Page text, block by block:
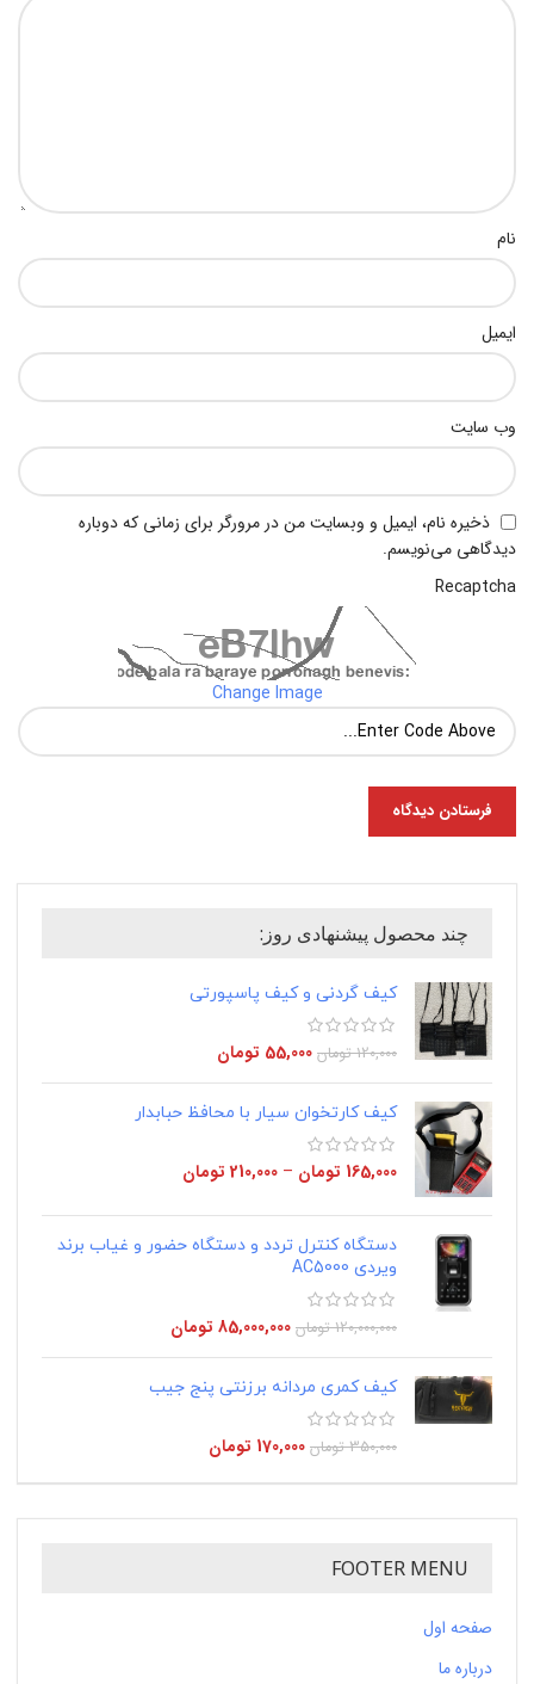
نام
ایمیل
وب‌ سایت
ذخیره نام، ایمیل و وبسایت من در مرورگر برای زمانی که دوباره
دیدگاهی می‌نویسم.
Recaptcha
Change Image
چند محصول پیشنهادی روز:
کیف گردنی و کیف پاسپورتی
120,000 تومان 55,000 تومان
کیف کارتخوان سیار با محافظ حبابدار
165,000 تومان –
210,000 تومان
دستگاه کنترل تردد و دستگاه حضور و غیاب برند
ویردی AC5000
120,000,000 تومان 85,000,000 تومان
کیف کمری مردانه برزنتی پنج جیب
350,000 تومان 170,000 تومان
FOOTER MENU
صفحه اول
درباره ما